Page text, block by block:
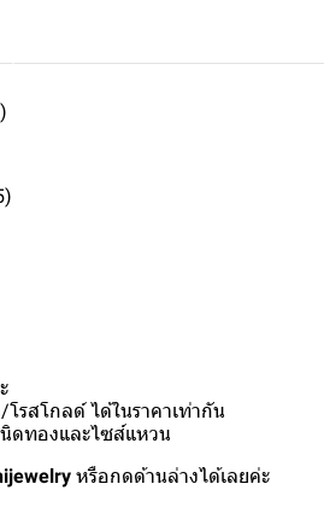
รสโกลด์ ได้ในราคาเท่ากัน
ดทองและไซส์แหวน
หรือกดด้านล่างได้เลยค่ะ